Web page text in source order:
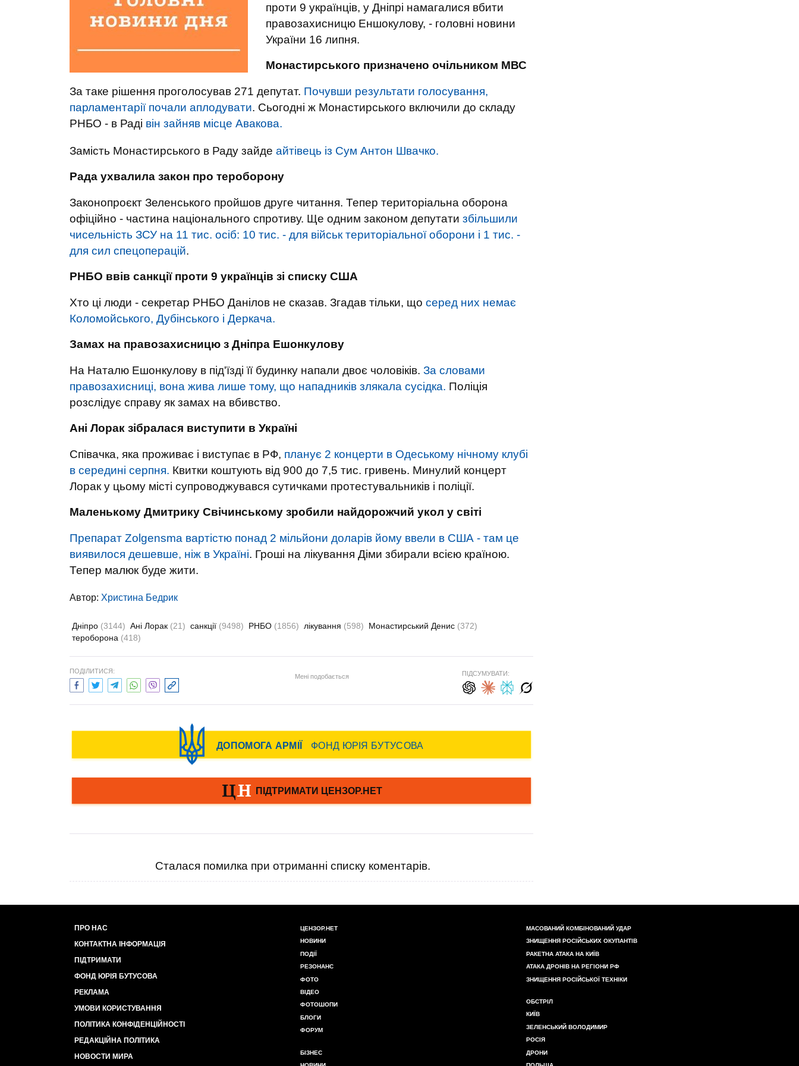
проти 9 українців, у Дніпрі намагалися вбити
правозахисницю Еншокулову, - головні новини
України 16 липня.
Монастирського призначено очільником МВС
За таке рішення проголосував 271 депутат. Почувши результати голосування,
парламентарії почали аплодувати. Сьогодні ж Монастирського включили до складу
РНБО - в Раді він зайняв місце Авакова.
Замість Монастирського в Раду зайде айтівець із Сум Антон Швачко.
Рада ухвалила закон про тероборону
Законопроєкт Зеленського пройшов друге читання. Тепер територіальна оборона
офіційно - частина національного спротиву. Ще одним законом депутати збільшили
чисельність ЗСУ на 11 тис. осіб: 10 тис. - для військ територіальної оборони і 1 тис. -
для сил спецоперацій.
РНБО ввів санкції проти 9 українців зі списку США
Хто ці люди - секретар РНБО Данілов не сказав. Згадав тільки, що серед них немає
Коломойського, Дубінського і Деркача.
Замах на правозахисницю з Дніпра Ешонкулову
На Наталю Ешонкулову в під'їзді її будинку напали двоє чоловіків. За словами
правозахисниці, вона жива лише тому, що нападників злякала сусідка. Поліція
розслідує справу як замах на вбивство.
Ані Лорак зібралася виступити в Україні
Співачка, яка проживає і виступає в РФ, планує 2 концерти в Одеському нічному клубі
в середині серпня. Квитки коштують від 900 до 7,5 тис. гривень. Минулий концерт
Лорак у цьому місті супроводжувався сутичками протестувальників і поліції.
Маленькому Дмитрику Свічинському зробили найдорожчий укол у світі
Препарат Zolgensma вартістю понад 2 мільйони доларів йому ввели в США - там це
виявилося дешевше, ніж в Україні. Гроші на лікування Діми збирали всією країною.
Тепер малюк буде жити.
Автор: Христина Бедрик
Дніпро (3144) Ані Лорак (21) санкції (9498) РНБО (1856) лікування (598) Монастирський Денис (372)
тероборона (418)
ПОДІЛИТИСЯ:
Мені подобається ПІДСУМУВАТИ:
Сталася помилка при отриманні списку коментарів.
ПРО НАС
КОНТАКТНА ІНФОРМАЦІЯ
ПІДТРИМАТИ
ФОНД ЮРІЯ БУТУСОВА
РЕКЛАМА
УМОВИ КОРИСТУВАННЯ
ПОЛІТИКА КОНФІДЕНЦІЙНОСТІ
РЕДАКЦІЙНА ПОЛІТИКА
НОВОСТИ МИРА
ЦЕНЗОР.НЕТ
НОВИНИ
ПОДІЇ
РЕЗОНАНС
ФОТО
ВІДЕО
ФОТОШОПИ
БЛОГИ
ФОРУМ
БІЗНЕС
МАСОВАНИЙ КОМБІНОВАНИЙ УДАР
ЗНИЩЕННЯ РОСІЙСЬКИХ ОКУПАНТІВ
РАКЕТНА АТАКА НА КИЇВ
АТАКА ДРОНІВ НА РЕГІОНИ РФ
ЗНИЩЕННЯ РОСІЙСЬКОЇ ТЕХНІКИ
ОБСТРІЛ
КИЇВ
ЗЕЛЕНСЬКИЙ ВОЛОДИМИР
РОСІЯ
ДРОНИ